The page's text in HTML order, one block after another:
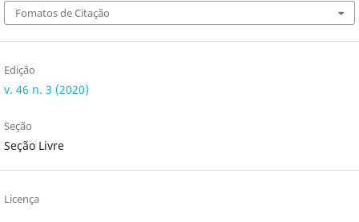
Fomatos de Citação
Edição
v. 46 n. 3 (2020)
Seção
Seção Livre
Licença